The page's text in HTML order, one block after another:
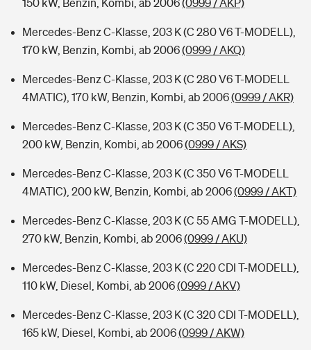
150 kW, Benzin, Kombi, ab 2006(0999 / AKP)
Mercedes-Benz C-Klasse, 203 K (C 280 V6 T-MODELL),
170 kW, Benzin, Kombi, ab 2006(0999 / AKQ)
Mercedes-Benz C-Klasse, 203 K (C 280 V6 T-MODELL
4MATIC), 170 kW, Benzin, Kombi, ab 2006(0999 / AKR)
Mercedes-Benz C-Klasse, 203 K (C 350 V6 T-MODELL),
200 kW, Benzin, Kombi, ab 2006(0999 / AKS)
Mercedes-Benz C-Klasse, 203 K (C 350 V6 T-MODELL
4MATIC), 200 kW, Benzin, Kombi, ab 2006(0999 / AKT)
Mercedes-Benz C-Klasse, 203 K (C 55 AMG T-MODELL),
270 kW, Benzin, Kombi, ab 2006(0999 / AKU)
Mercedes-Benz C-Klasse, 203 K (C 220 CDI T-MODELL),
110 kW, Diesel, Kombi, ab 2006(0999 / AKV)
Mercedes-Benz C-Klasse, 203 K (C 320 CDI T-MODELL),
165 kW, Diesel, Kombi, ab 2006(0999 / AKW)